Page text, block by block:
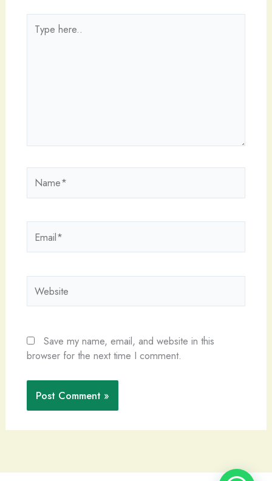
here..
Save my name, email, and website in this
browser for the next time I comment.